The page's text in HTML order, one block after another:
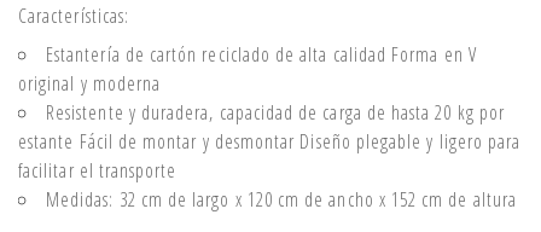
Características:
Estantería de cartón reciclado de alta calidad Forma en V
original y moderna
Resistente y duradera, capacidad de carga de hasta 20 kg por
estante Fácil de montar y desmontar Diseño plegable y ligero para
facilitar el transporte
Medidas: 32 cm de largo x 120 cm de ancho x 152 cm de altura